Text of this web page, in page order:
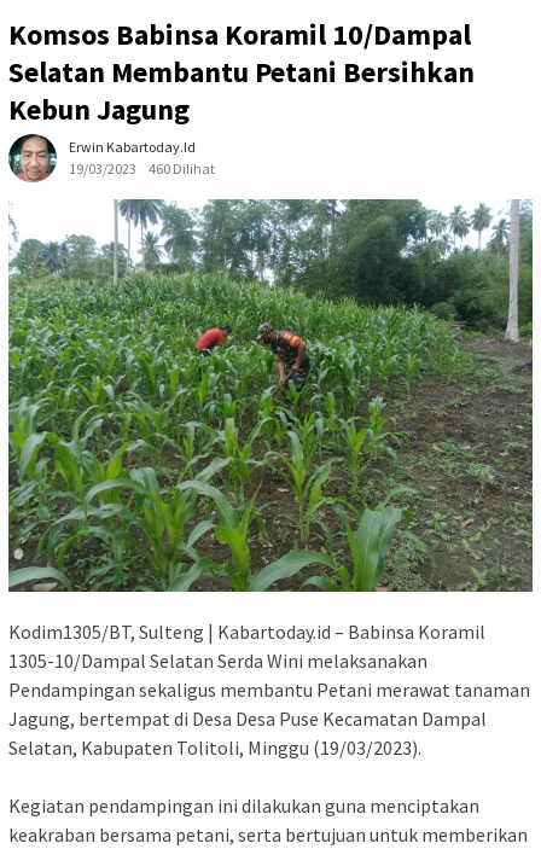
Komsos Babinsa Koramil 10/Dampal
Selatan Membantu Petani Bersihkan
Kebun Jagung
Erwin Kabartoday.id
19/03/2023
460 Dilihat
Kodim1305/BT, Sulteng | Kabartoday.id – Babinsa Koramil
1305-10/Dampal Selatan Serda Wini melaksanakan
Pendampingan sekaligus membantu Petani merawat tanaman
Jagung, bertempat di Desa Desa Puse Kecamatan Dampal
Selatan, Kabupaten Tolitoli, Minggu (19/03/2023).
Kegiatan pendampingan ini dilakukan guna menciptakan
keakraban bersama petani, serta bertujuan untuk memberikan